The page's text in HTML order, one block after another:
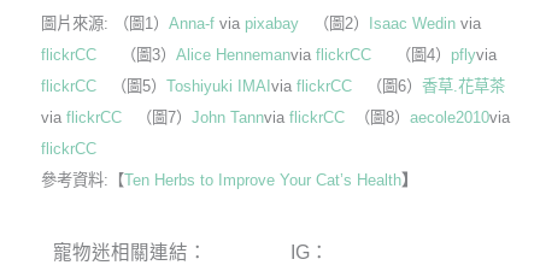
圖片來源: （圖1） Anna-f via pixabay（圖2） Isaac Wedinvia
flickrCC（圖3） Alice Hennemanvia flickrCC（圖4） pflyvia
flickrCC（圖5） Toshiyuki IMAI via flickrCC（圖6） 香草.花草茶
via flickrCC（圖7） John Tannvia flickrCC（圖8） aecole2010via
flickrCC
參考資料:【Ten Herbs to Improve Your Cat’s Health】
寵物迷相關連結：
IG：